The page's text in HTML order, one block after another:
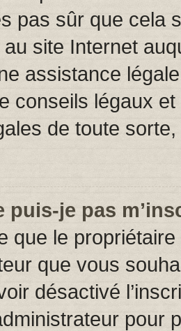
pas sûr que cela
site Internet
assistance
conseils légaux
de toute
puis-je pas
que le
que vous
désactivé
pour